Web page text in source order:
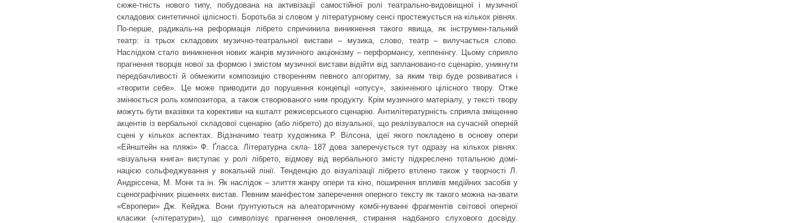
сюже-тність нового типу, побудована на активізації самостійної ролі театрально-видовищної і музичної
складових синтетичної цілісності. Боротьба зі словом у літературному сенсі простежується на кількох рівнях.
По-перше, радикаль-на реформація лібрето спричинила виникнення такого явища, як інструмен-тальний
театр: із трьох складових музично-театральної вистави – музика, слово, театр – вилучається слово.
Наслідком стало виникнення нових жанрів музичного акціонізму – перформансу, хеппенінгу. Цьому сприяло
прагнення творців нової за формою і змістом музичної вистави відійти від заплановано-го сценарію, уникнути
передбачливості й обмежити композицію створенням певного алгоритму, за яким твір буде розвиватися і
«творити себе». Це може приводити до порушення концепції «опусу», закінченого цілісного твору. Отже
змінюється роль композитора, а також створюваного ним продукту. Крім музичного матеріалу, у тексті твору
можуть бути вказівки та корективи на кшталт режисерського сценарію. Антилітературність сприяла зміщенню
акцентів із вербальної складової сценарію (або лібрето) до візуальної, що реалізувалося на сучасній оперній
сцені у кількох аспектах. Відзначимо театр художника Р. Вілсона, ідеї якого покладено в основу опери
«Ейнштейн на пляжі» Ф. Ґласса. Літературна скла- 187 дова заперечується тут одразу на кількох рівнях:
«візуальна книга» виступає у ролі лібрето, відмову від вербального змісту підкреслено тотальною домі-
нацією сольфеджування у вокальній лінії. Тенденцію до візуалізації лібрето втілено також у творчості Л.
Андріссена, М. Монк та ін. Як наслідок – злиття жанру опери та кіно, поширення впливів медійних засобів у
сценографічних рішеннях вистав. Певним маніфестом заперечення оперного тексту як такого можна на-звати
«Європери» Дж. Кейджа. Вони ґрунтуються на алеаторичному комбі-нуванні фрагментів світової оперної
класики («літератури»), що символізує прагнення оновлення, стирання надбаного слухового досвіду.